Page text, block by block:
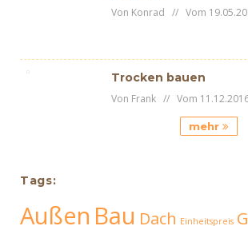
Von Konrad // Vom
Trocken bauen
Von Frank // Vom
mehr
Tags:
Außen Bau Dach Einheitspreis